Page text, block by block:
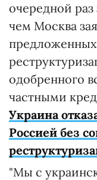
очередной раз
чем Москва
одобренного
частными
Украина
Россией без
"Мы с